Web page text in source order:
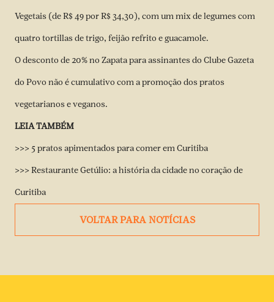
Vegetais (de R$ 49 por R$ 34,30), com um mix de legumes com
quatro tortillas de trigo, feijão refrito e guacamole.
O desconto de 20% no Zapata para assinantes do Clube Gazeta
do Povo não é cumulativo com a promoção dos pratos
vegetarianos e veganos.
LEIA TAMBÉM
>>> 5 pratos apimentados para comer em Curitiba
>>> Restaurante Getúlio: a história da cidade no coração de
Curitiba
VOLTAR PARA NOTÍCIAS